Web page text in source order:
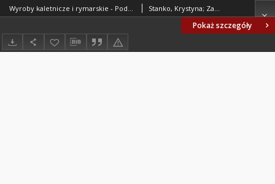
Pokaż szczegóły
Wyroby kaletnicze i rymarskie - Podział podstawowy BN-80/8500-02 Stanko, Krystyna; Zakład Konstrukcyjno-Technologiczny Krajowego Związku Spółdzielni Przemysłu Skórzanego ASKO, Branżowy Ośrodek Normalizacji, Kraków. Oprac.